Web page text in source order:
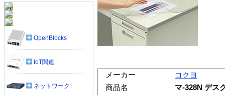
メーカー
コクヨ
商品名
マ-328N デス
OpenBlocks
IoT関連
ネットワーク